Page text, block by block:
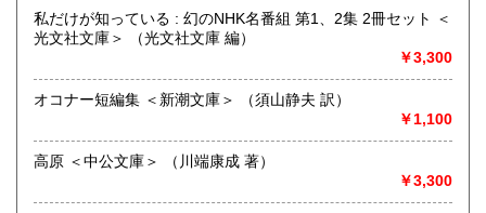
定休日：火・水曜日(夏季:毎日営業、冬季:天気次第)
◇近隣であれば書籍の買取をしています。少数であれば店へ
の持ち込み、あるいは量が多い場合はまずは電話などで相談
買取が出来る本とそうでない本があります、メール・電話等
私だけが知っている : 幻のNHK名番組 第1、2集 2冊セット ＜
光文社文庫＞ （光文社文庫 編）
￥3,300
オコナー短編集 ＜新潮文庫＞ （須山静夫 訳）
￥1,100
高原 ＜中公文庫＞ （川端康成 著）
￥3,300